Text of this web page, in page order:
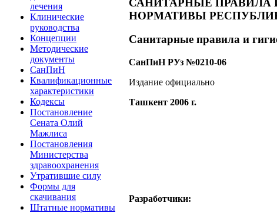
лечения
Клинические
руководства
Концепции
Методические
документы
СанПиН
Квалификационные
характеристики
Кодексы
Постановление
Сената Олий
Мажлиса
Постановления
Министерства
здравоохранения
Утратившие силу
Формы для
скачивания
Штатные нормативы
НОРМАТИВЫ
Санитарные правила и
СанПиН РУз №0210-06
Издание официально
Ташкент 2006 г.
Разработчики: